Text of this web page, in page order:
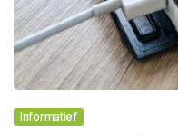
Informatief